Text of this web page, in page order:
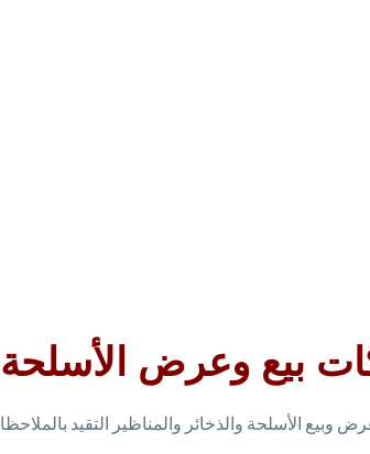
بيع وعرض الأسلحة
الأسلحة والذخائر والمناظير التقيد